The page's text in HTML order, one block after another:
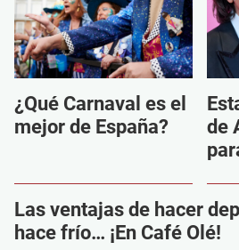
¿Qué Carnaval es el
mejor de España?
de
Las ventajas de hacer
hace frío… ¡En Café Olé!